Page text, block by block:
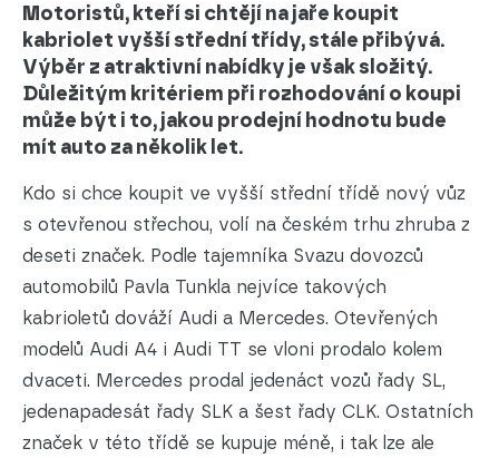
Motoristů, kteří si chtějí na jaře koupit
kabriolet vyšší střední třídy, stále přibývá.
Výběr z atraktivní nabídky je však složitý.
Důležitým kritériem při rozhodování o koupi
může být i to, jakou prodejní hodnotu bude
mít auto za několik let.
Kdo si chce koupit ve vyšší střední třídě nový vůz
s otevřenou střechou, volí na českém trhu zhruba z
deseti značek. Podle tajemníka Svazu dovozců
automobilů Pavla Tunkla nejvíce takových
kabrioletů dováží Audi a Mercedes. Otevřených
modelů Audi A4 i Audi TT se vloni prodalo kolem
dvaceti. Mercedes prodal jedenáct vozů řady SL,
jedenapadesát řady SLK a šest řady CLK. Ostatních
značek v této třídě se kupuje méně, i tak lze ale